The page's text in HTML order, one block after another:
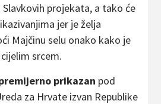
projekata, a tako će
jer je želja
Majčinu selu onako kako je
srcem.
prikazan pod
za Hrvate izvan Republike